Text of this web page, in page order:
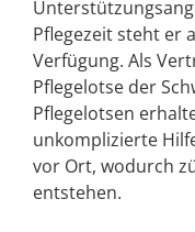
Pflegezeit steht er
Verfügung. Als
Pflegelotse der
Pflegelotsen
unkomplizierte
vor Ort, wodurch
entstehen.